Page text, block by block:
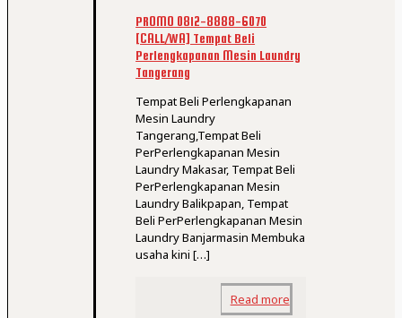
PROMO 0812-8888-6070
[CALL/WA] Tempat Beli
Perlengkapanan Mesin Laundry
Tangerang
Tempat Beli Perlengkapanan
Mesin Laundry
Tangerang,Tempat Beli
PerPerlengkapanan Mesin
Laundry Makasar, Tempat Beli
PerPerlengkapanan Mesin
Laundry Balikpapan, Tempat
Beli PerPerlengkapanan Mesin
Laundry Banjarmasin Membuka
usaha kini […]
Read more